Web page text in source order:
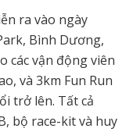
ra vào ngày
Bình Dương,
các vận động viên
và 3km Fun Run
trở lên. Tất cả
bộ race-kit và huy